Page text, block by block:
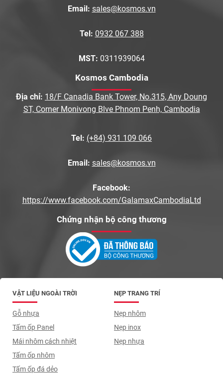
Email: sales@kosmos.vn
Tel: 0932 067 388
MST: 0311939064
Kosmos Cambodia
Địa chỉ: 18/F Canadia Bank Tower, No.315, Any Doung
ST, Corner Monivong Blve Phnom Penh, Cambodia
Tel: (+84) 931 109 066
Email: sales@kosmos.vn
Facebook:
https://www.facebook.com/GalamaxCambodiaLtd
Chứng nhận bộ công thương
VẬT LIỆU NGOÀI TRỜI
Gỗ nhựa
Tấm ốp Panel
Mái nhôm cách nhiệt
Tấm ốp nhôm
Tấm ốp đá dẻo
NẸP TRANG TRÍ
Nẹp nhôm
Nẹp inox
Nẹp nhựa